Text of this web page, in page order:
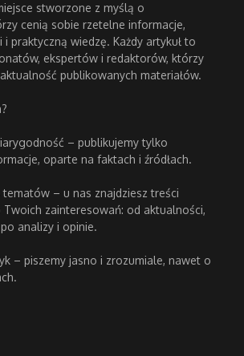
stworzone z myślą o
cenią sobie rzetelne informacje,
i praktyczną wiedzę. Każdy artykuł to
ekspertów i redaktorów, którzy
publikowanych materiałów.
– publikujemy tylko
oparte na faktach i źródłach.
tematów – u nas znajdziesz treści
zainteresowań: od aktualności,
analizy i opinie.
– piszemy jasno i zrozumiale, nawet o